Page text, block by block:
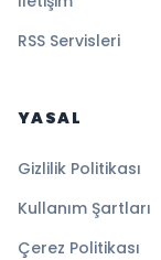
RSS Servisleri
YASAL
Gizlilik Politikası
Kullanım Şartları
Çerez Politikası